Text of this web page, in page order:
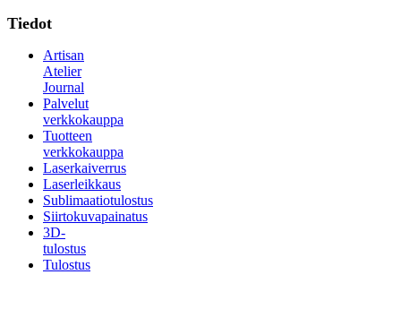
Tiedot
Artisan
Atelier
Journal
Palvelut
verkkokauppa
Tuotteen
verkkokauppa
Laserkaiverrus
Laserleikkaus
Sublimaatiotulostus
Siirtokuvapainatus
3D-
tulostus
Tulostus